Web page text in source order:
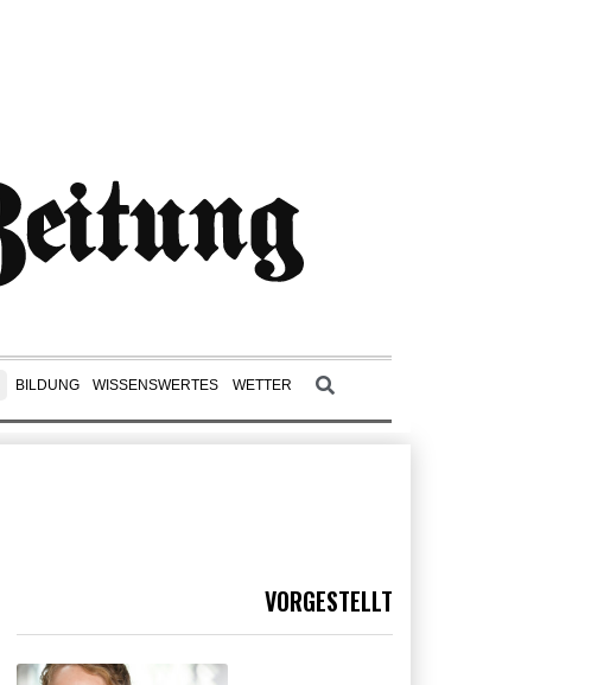
BILDUNG WISSENSWERTES WETTER
VORGESTELLT